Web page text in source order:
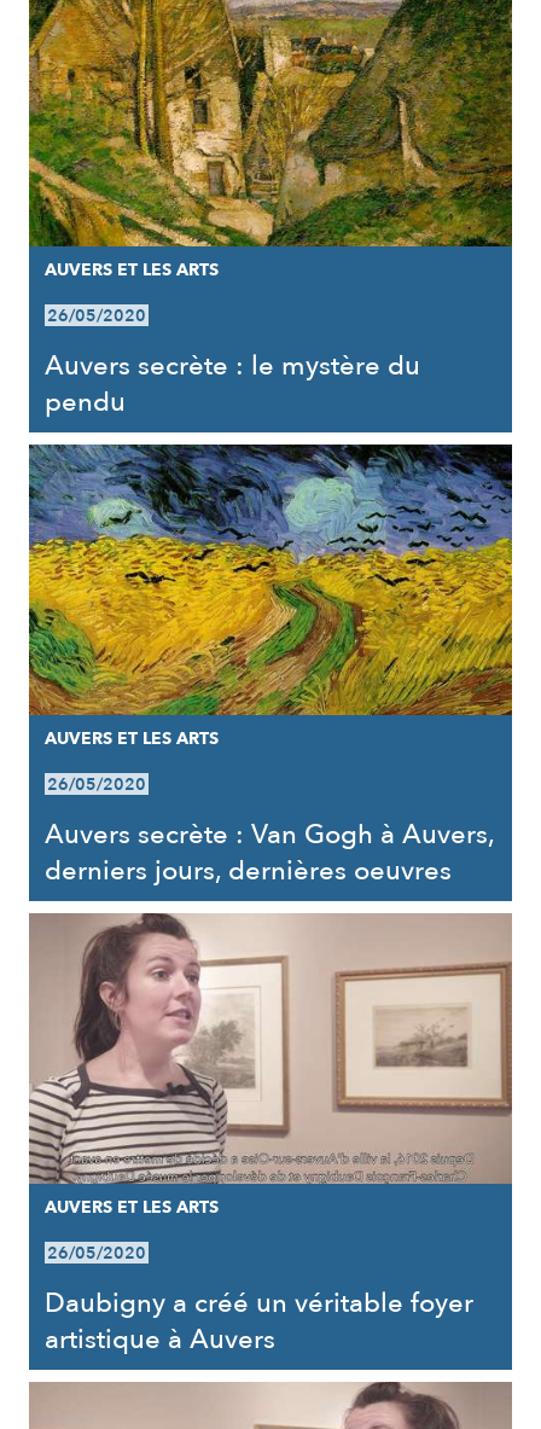
AUVERS ET LES ARTS
26/05/2020
Auvers secrète : le mystère du
pendu
AUVERS ET LES ARTS
26/05/2020
Auvers secrète : Van Gogh à Auvers,
derniers jours, dernières oeuvres
AUVERS ET LES ARTS
26/05/2020
Daubigny a créé un véritable foyer
artistique à Auvers